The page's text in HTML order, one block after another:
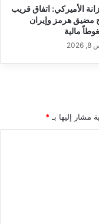
الأميركي: اتفاق قريب
مضيق هرمز وإيران
مالية
مشار إليها بـ*